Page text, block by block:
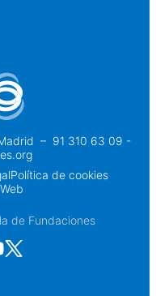
– 91 310 63 09 -
Política de cookies
de Fundaciones